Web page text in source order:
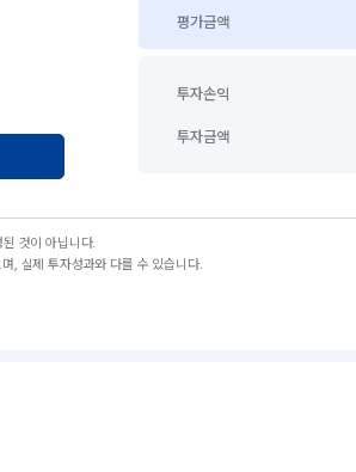
평가금액
투자손익
투자금액
것이 아닙니다.
, 실제 투자성과와 다를 수 있습니다.